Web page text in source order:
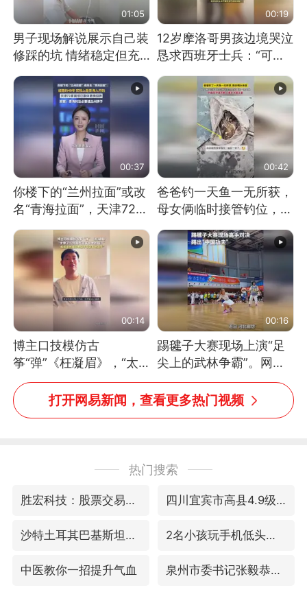
01:05
男子现场解说展示自己装
修踩的坑 情绪稳定但充
计 但每处都有瑕疵 网
友：一开始我没笑 但看
到洗手盆我没绷住
00:19
12岁摩洛哥男孩边境哭泣
恳求西班牙士兵：“可不
00:37
你楼下的“兰州拉面”或改
名“青海拉面”，天津72家
00:42
爸爸钓一天鱼一无所获，
母女俩临时接管钓位，用
00:14
博主口技模仿古
筝“弹”《枉凝眉》，“太
像了～你是吃古筝长大的
吗？”“或将成为首位考级
不带古筝的选手。”（来
00:16
踢毽子大赛现场上演“足
尖上的武林争霸”。网
友：这哪是踢毽子，分明
是武侠片现场！#睡个好
打开网易新闻，查看更多热门视频
热门搜索
胜宏科技：股票交易异常波动 四川宜宾市高县4.9级地震致1人死亡
沙特土耳其巴基斯坦签署共同防务协议 2名小孩玩手机低头幅度近乎折叠
中医教你一招提升气血 泉州市委书记张毅恭被查